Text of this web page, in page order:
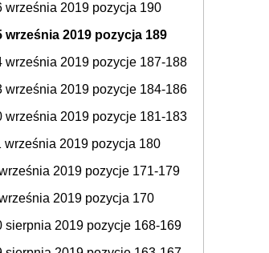
września 2019 pozycja 190
września 2019 pozycja 189
września 2019 pozycje 187-188
września 2019 pozycje 184-186
września 2019 pozycje 181-183
września 2019 pozycja 180
2019 pozycje 171-179
2019 pozycja 170
sierpnia 2019 pozycje 168-169